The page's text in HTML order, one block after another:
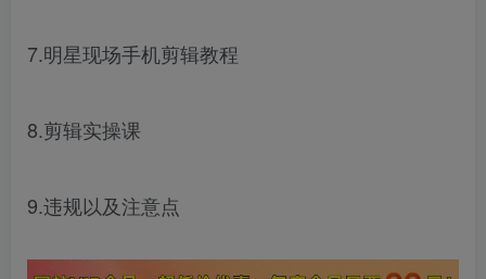
7.明星现场手机剪辑教程
8.剪辑实操课
9.违规以及注意点